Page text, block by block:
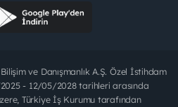
ve Danışmanlık A.Ş. Özel İstihdam
- 12/05/2028 tarihleri arasında
Türkiye İş Kurumu tarafından